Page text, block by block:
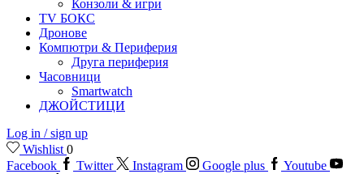
Конзоли & игри
TV БОКС
Дронове
Компютри & Периферия
Друга периферия
Часовници
Smartwatch
ДЖОЙСТИЦИ
Log in / sign up
Wishlist 0
Facebook
Twitter Instagram Google plus
Youtube